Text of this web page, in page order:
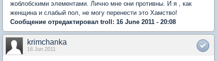
жоблобскими элементами. Лично мне они противны. И я , как
женщина и слабый пол, не могу перенести это Хамство!
Сообщение отредактировал troll: 16 June 2011 - 20:08
krimchanka
16 Jun 2011